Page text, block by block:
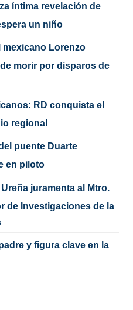
íntima revelación de
un niño
mexicano Lorenzo
morir por disparos de
RD conquista el
regional
puente Duarte
en piloto
juramenta al Mtro.
de Investigaciones de la
y figura clave en la